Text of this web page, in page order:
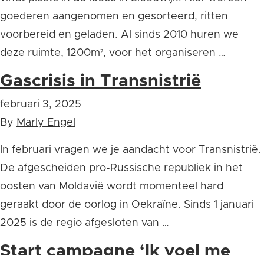
goederen aangenomen en gesorteerd, ritten
voorbereid en geladen. Al sinds 2010 huren we
deze ruimte, 1200m², voor het organiseren …
Gascrisis in Transnistrië
februari 3, 2025
By Marly Engel
In februari vragen we je aandacht voor Transnistrië.
De afgescheiden pro-Russische republiek in het
oosten van Moldavië wordt momenteel hard
geraakt door de oorlog in Oekraïne. Sinds 1 januari
2025 is de regio afgesloten van …
Start campagne ‘Ik voel me